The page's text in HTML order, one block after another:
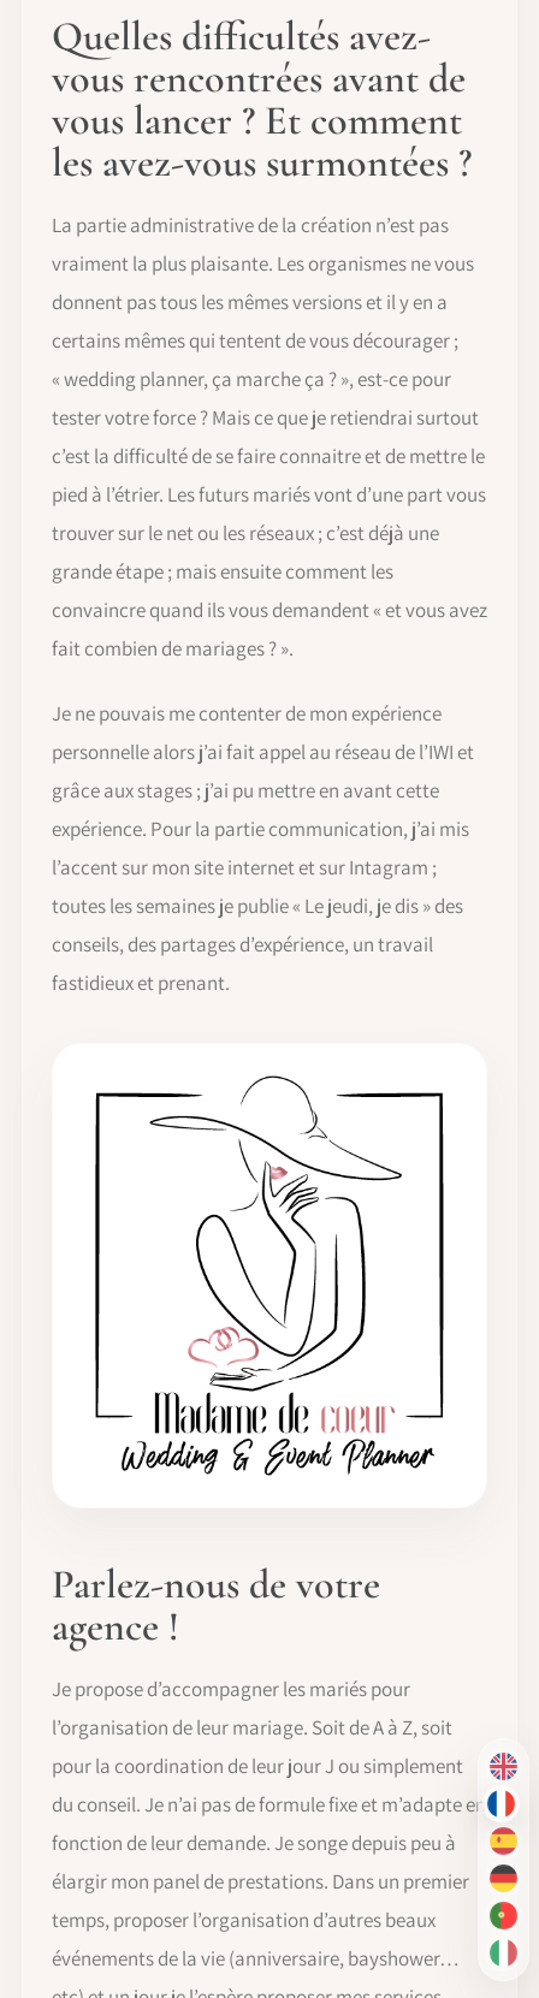
EN
FR
ES
DE
PT-
IT
Quelles difficultés avez-
vous rencontrées avant de
vous lancer ? Et comment
les avez-vous surmontées ?
La partie administrative de la création n’est pas
vraiment la plus plaisante. Les organismes ne vous
donnent pas tous les mêmes versions et il y en a
certains mêmes qui tentent de vous décourager ;
« wedding planner, ça marche ça ? », est-ce pour
tester votre force ? Mais ce que je retiendrai surtout
c’est la difficulté de se faire connaitre et de mettre le
pied à l’étrier. Les futurs mariés vont d’une part vous
trouver sur le net ou les réseaux ; c’est déjà une
grande étape ; mais ensuite comment les
convaincre quand ils vous demandent « et vous avez
fait combien de mariages ? ».
Je ne pouvais me contenter de mon expérience
personnelle alors j’ai fait appel au réseau de l’IWI et
grâce aux stages ; j’ai pu mettre en avant cette
expérience. Pour la partie communication, j’ai mis
l’accent sur mon site internet et sur Intagram ;
toutes les semaines je publie « Le jeudi, je dis » des
conseils, des partages d’expérience, un travail
fastidieux et prenant.
Parlez-nous de votre
agence !
Je propose d’accompagner les mariés pour
l’organisation de leur mariage. Soit de A à Z, soit
pour la coordination de leur jour J ou simplement
du conseil. Je n’ai pas de formule fixe et m’adapte en
fonction de leur demande. Je songe depuis peu à
élargir mon panel de prestations. Dans un premier
temps, proposer l’organisation d’autres beaux
événements de la vie (anniversaire, bayshower…